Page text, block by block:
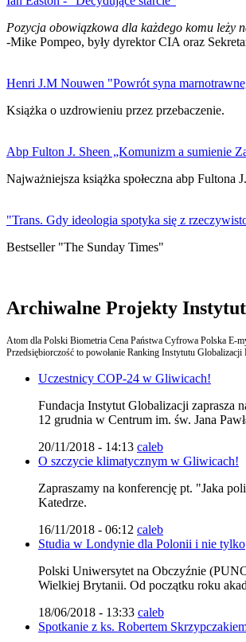
Pozycja obowiązkowa dla każdego komu leży
-Mike Pompeo, były dyrektor CIA oraz
Henri J.M Nouwen "Powrót syna
Książka o uzdrowieniu przez przebaczenie.
Abp Fulton J. Sheen „Komunizm a sumienie
Najważniejsza książka społeczna abp Fultona
"Trans. Gdy ideologia spotyka się z
Bestseller "The Sunday Times"
Archiwalne Projekty
Atom dla Polski Biometria Cena Państwa Cyfrowa Polska E-
Przedsiębiorczość to powołanie Ranking Instytutu
Uczestnicy COP-24 w Gliwicach!
Fundacja Instytut Globalizacji zaprasza
12 grudnia w Centrum im. św. Jana
20/11/2018 - 14:13 caleb
O szczycie klimatycznym w Gliwicach!
Zapraszamy na konferencję pt. "Jaka
Katedrze.
16/11/2018 - 06:12 caleb
Studia w Londynie dla Polonii i nie tylko
Polski Uniwersytet na Obczyźnie
Wielkiej Brytanii. Od początku roku
18/06/2018 - 13:33 caleb
Spotkanie z ks. Robertem